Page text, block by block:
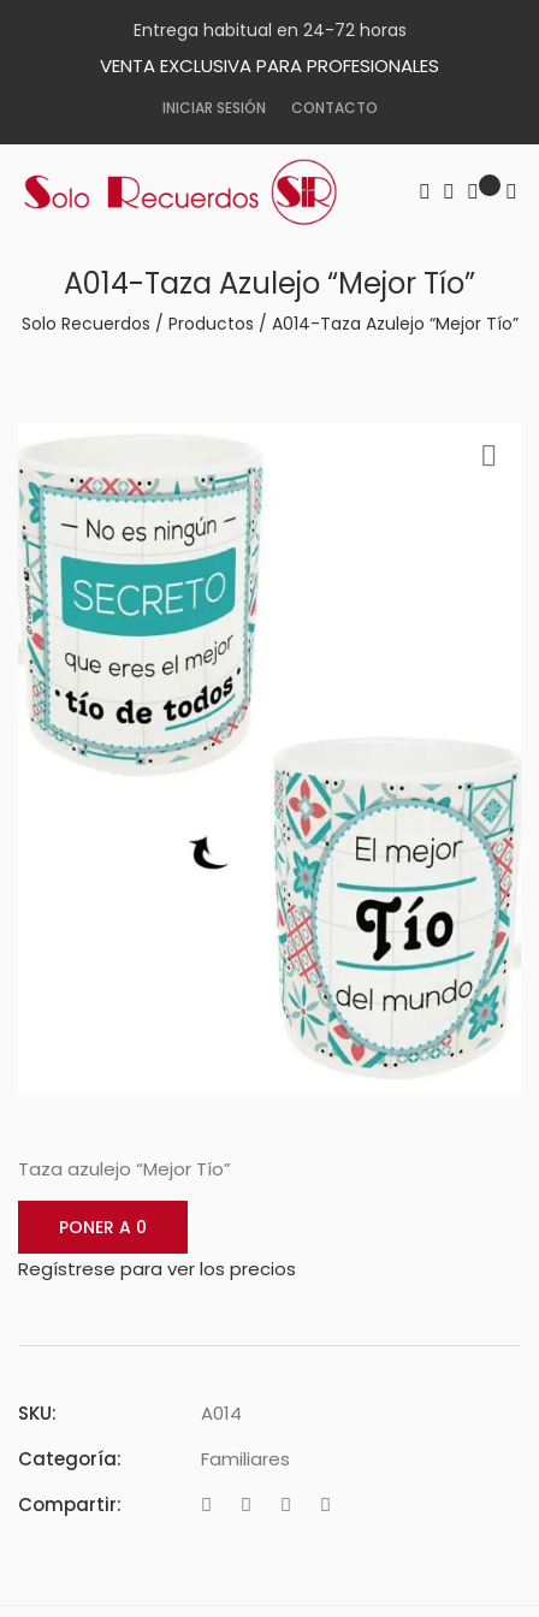
Entrega habitual en 24-72 horas
VENTA EXCLUSIVA PARA PROFESIONALES
INICIAR SESIÓN CONTACTO
A014-Taza Azulejo “Mejor Tío”
Solo Recuerdos / Productos / A014-Taza Azulejo “Mejor Tío”
Taza azulejo “Mejor Tío”
PONER A 0
Regístrese para ver los precios
SKU:
A014
Categoría:
Familiares
Compartir: